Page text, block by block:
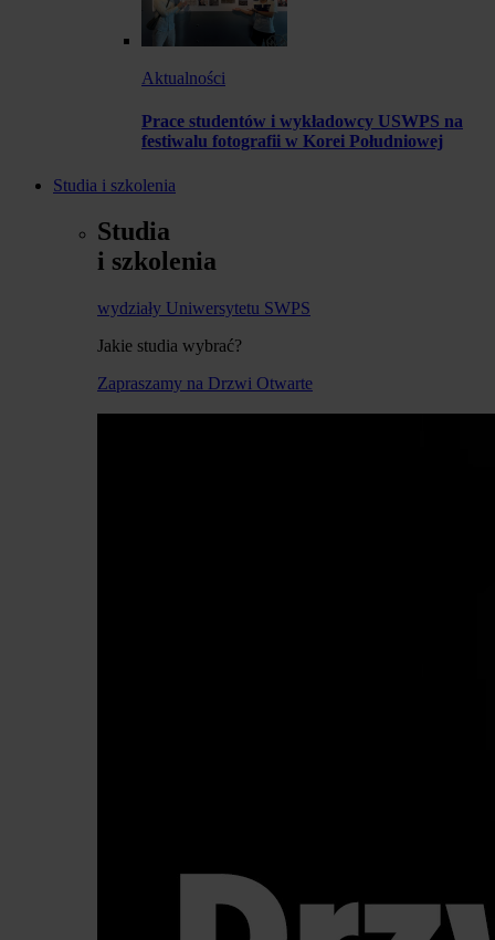
Aktualności
Prace studentów i wykładowcy USWPS na
festiwalu fotografii w Korei Południowej
Studia i szkolenia
Studia
i szkolenia
wydziały Uniwersytetu SWPS
Jakie studia wybrać?
Zapraszamy na Drzwi Otwarte